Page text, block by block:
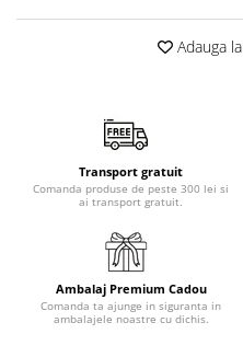
Adauga
Transport gratuit
Comanda produse de peste 300 lei si
ai transport gratuit.
Ambalaj Premium Cadou
Comanda ta ajunge in siguranta in
ambalajele noastre cu dichis.